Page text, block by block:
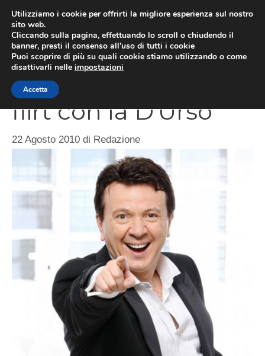
contenuto
Pupo: “Ho avuto un
flirt con la D’Urso”
22 Agosto 2010 di Redazione
Utilizziamo i cookie per offrirti la migliore esperienza sul nostro
sito web.
Cliccando sulla pagina, effettuando lo scroll o chiudendo il
banner, presti il consenso all’uso di tutti i cookie
Puoi scoprire di più su quali cookie stiamo utilizzando o come
disattivarli nelle impostazioni
Accetta